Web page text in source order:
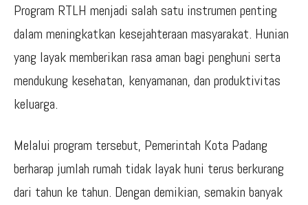
Program RTLH menjadi salah satu instrumen penting
dalam meningkatkan kesejahteraan masyarakat. Hunian
yang layak memberikan rasa aman bagi penghuni serta
mendukung kesehatan, kenyamanan, dan produktivitas
keluarga.
Melalui program tersebut, Pemerintah Kota Padang
berharap jumlah rumah tidak layak huni terus berkurang
dari tahun ke tahun. Dengan demikian, semakin banyak